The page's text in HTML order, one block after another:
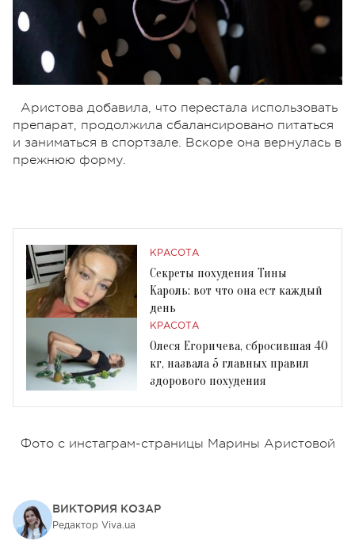
Аристова добавила, что перестала использовать
препарат, продолжила сбалансировано питаться
и заниматься в спортзале. Вскоре она вернулась в
прежнюю форму.
КРАСОТА
Секреты похудения Тины
Кароль: вот что она ест каждый
день
КРАСОТА
Олеся Егоричева, сбросившая 40
кг, назвала 5 главных правил
здорового похудения
Фото с инстаграм-страницы Марины Аристовой
ВИКТОРИЯ КОЗАР
Редактор Viva.ua